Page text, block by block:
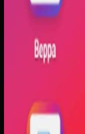
Mahasiswa sering
matematis dengan
konsisten. Materi
konsep perubahan
dibayangkan.
visualisasi gerak,
variabel diubah.
hubungan antara